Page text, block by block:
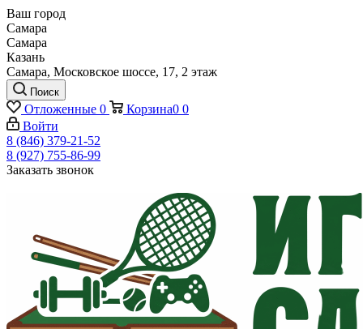
Ваш город
Самара
Самара
Казань
Самара, Московское шоссе, 17, 2 этаж
Поиск
Отложенные 0 Корзина0 0
Войти
8 (846) 379-21-52
8 (927) 755-86-99
Заказать звонок